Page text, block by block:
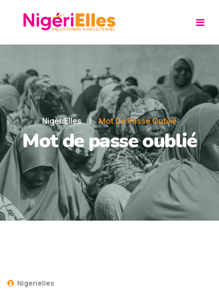
NigériElles Mot De Passe Oublié
Mot de passe oublié
Nigerielles